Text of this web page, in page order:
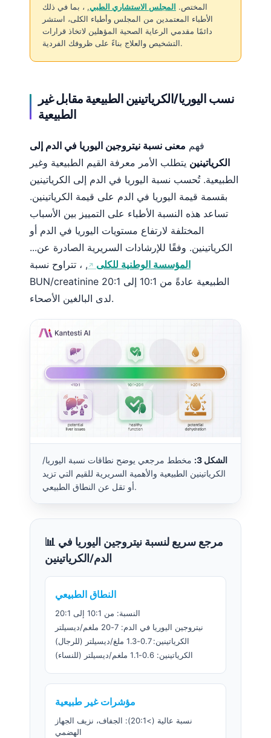
المختص. المجلس الاستشاري الطبي, ، بما في ذلك
الأطباء المعتمدين من المجلس وأطباء الكلى، استشر
دائمًا مقدمي الرعاية الصحية المؤهلين لاتخاذ قرارات
التشخيص والعلاج بناءً على ظروفك الفردية.
نسب اليوريا/الكرياتينين الطبيعية مقابل غير
الطبيعية
فهم معنى نسبة نيتروجين اليوريا في الدم إلى
الكرياتينين يتطلب الأمر معرفة القيم الطبيعية وغير
الطبيعية. تُحسب نسبة اليوريا في الدم إلى الكرياتينين
بقسمة قيمة اليوريا في الدم على قيمة الكرياتينين.
تساعد هذه النسبة الأطباء على التمييز بين الأسباب
المختلفة لارتفاع مستويات اليوريا في الدم أو
الكرياتينين. وفقًا للإرشادات السريرية الصادرة عن...
المؤسسة الوطنية للكلى
, ، تتراوح نسبة
BUN/creatinine الطبيعية عادةً من 10:1 إلى 20:1
لدى البالغين الأصحاء.
الشكل 3:
مخطط مرجعي يوضح نطاقات نسبة اليوريا/
الكرياتينين الطبيعية والأهمية السريرية للقيم التي تزيد
أو تقل عن النطاق الطبيعي.
📊 مرجع سريع لنسبة نيتروجين اليوريا في
الدم/الكرياتينين
النطاق الطبيعي
النسبة: من 10:1 إلى 20:1
نيتروجين اليوريا في الدم: 7-20 ملغم/ديسيلتر
الكرياتينين: 0.7-1.3 ملغ/ديسيلتر (للرجال)
الكرياتينين: 0.6-1.1 ملغم/ديسيلتر (للنساء)
مؤشرات غير طبيعية
نسبة عالية (>20:1): الجفاف، نزيف الجهاز
الهضمي